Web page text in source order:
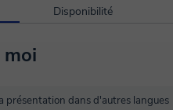
Disponibilité
présentation dans d'autres langues